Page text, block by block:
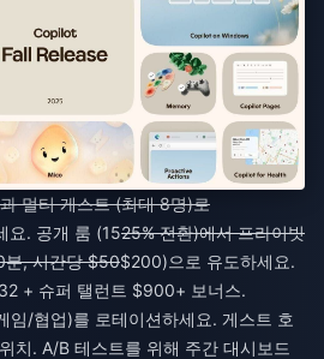
멀티 게스트 (최대 8명)로
요. 공개 룸 (1525% 전환)에서 프라이빗
분, 시간당 $50$200)으로 유도하세요.
+ 슈퍼 탤런트 $900+ 보너스.
임/협업)를 로테이션하세요. 게스트 호
치. A/B 테스트를 위해 주간 대시보드